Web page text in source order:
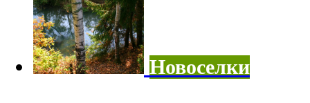
Новоселки